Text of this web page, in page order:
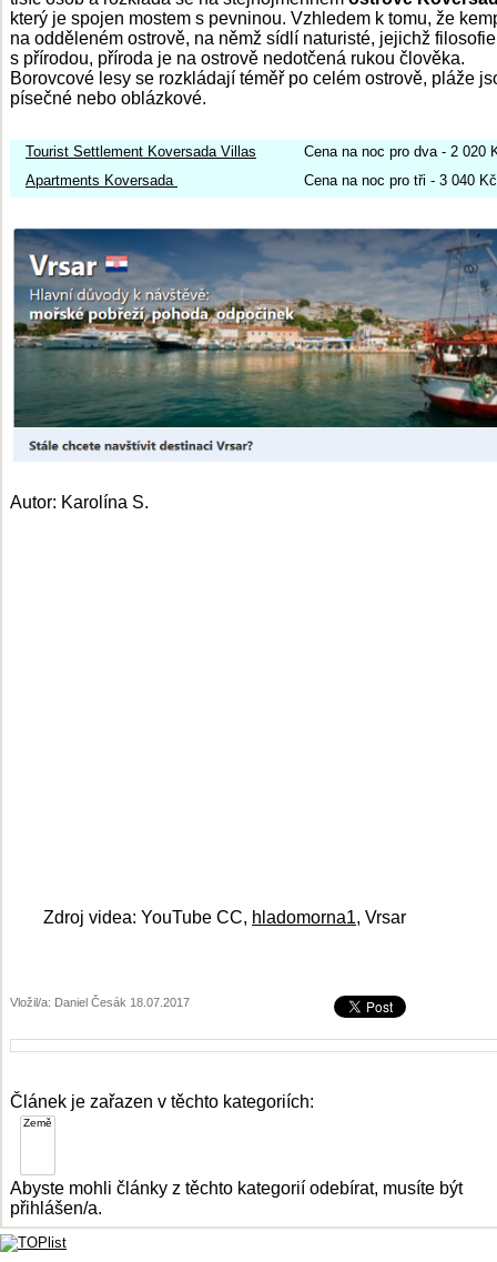
který je spojen mostem s pevninou. Vzhledem k tomu, že
na odděleném ostrově, na němž sídlí naturisté, jejichž
s přírodou, příroda je na ostrově nedotčená rukou člověka.
Borovcové lesy se rozkládají téměř po celém ostrově, pláže
písečné nebo oblázkové.
Tourist Settlement Koversada Villas
Cena na noc pro dva - 2 020
Apartments Koversada
Cena na noc pro tři - 3 040 Kč
Autor: Karolína S.
Zdroj videa: YouTube CC, hladomorna1, Vrsar
Vložil/a: Daniel Česák 18.07.2017
Článek je zařazen v těchto kategoriích:
Abyste mohli články z těchto kategorií odebírat, musíte být
přihlášen/a.